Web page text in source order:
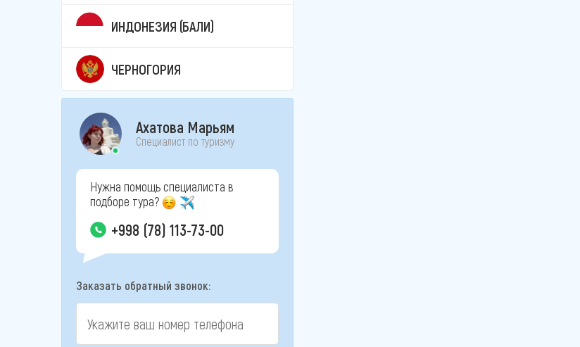
ИНДОНЕЗИЯ (БАЛИ)
ЧЕРНОГОРИЯ
Ахатова Марьям
Специалист по туризму
Нужна помощь специалиста в
подборе тура?
+998 (78) 113-73-00
Заказать обратный звонок: